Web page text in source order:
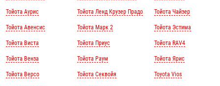
Тойота Аурис
Тойота Авенсис
Тойота Виста
Тойота Венза
Тойота Версо
Тойота Ленд Крузер Прадо
Тойота Марк 2
Тойота Приус
Тойота Раум
Тойота Секвойя
Тойота Чайзер
Тойота Эстима
Тойота RAV4
Тойота Ярис
Toyota Vios